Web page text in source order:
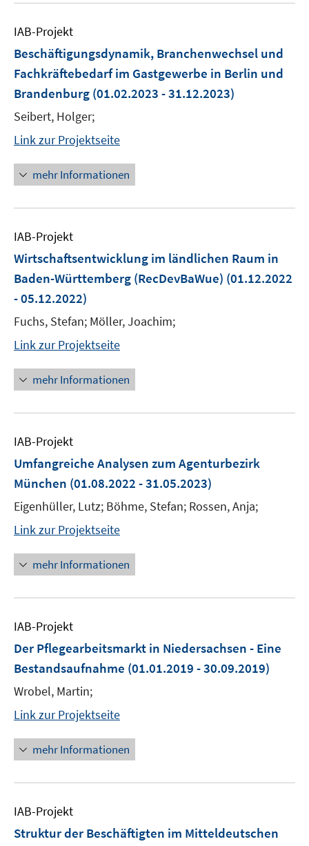
IAB-Projekt
Beschäftigungsdynamik, Branchenwechsel und
Fachkräftebedarf im Gastgewerbe in Berlin und
Brandenburg (01.02.2023 - 31.12.2023)
Seibert, Holger;
Link zur Projektseite
mehr Informationen
IAB-Projekt
Wirtschaftsentwicklung im ländlichen Raum in
Baden-Württemberg (RecDevBaWue) (01.12.2022
- 05.12.2022)
Fuchs, Stefan; Möller, Joachim;
Link zur Projektseite
mehr Informationen
IAB-Projekt
Umfangreiche Analysen zum Agenturbezirk
München (01.08.2022 - 31.05.2023)
Eigenhüller, Lutz; Böhme, Stefan; Rossen, Anja;
Link zur Projektseite
mehr Informationen
IAB-Projekt
Der Pflegearbeitsmarkt in Niedersachsen - Eine
Bestandsaufnahme (01.01.2019 - 30.09.2019)
Wrobel, Martin;
Link zur Projektseite
mehr Informationen
IAB-Projekt
Struktur der Beschäftigten im Mitteldeutschen